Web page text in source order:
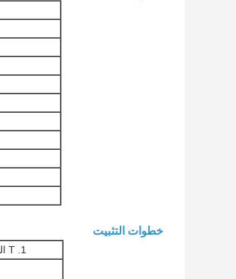
خطوات التثبيت
1. T المشبك التثبيت